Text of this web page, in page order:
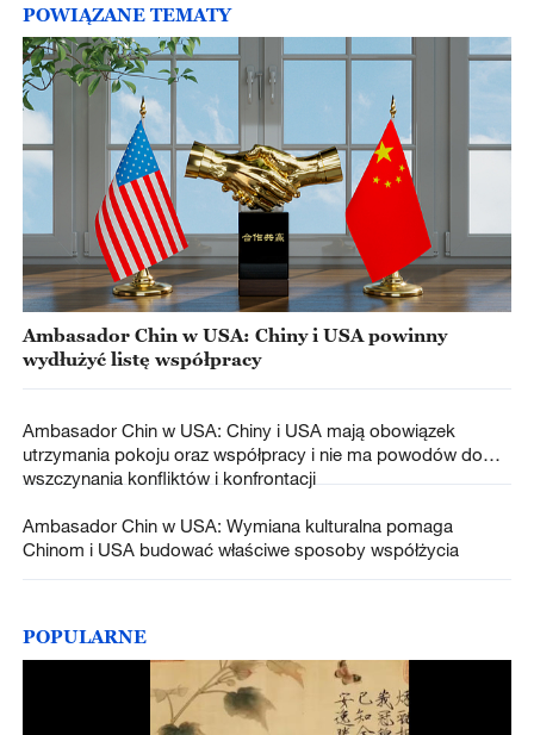
POWIĄZANE TEMATY
Ambasador Chin w USA: Chiny i USA powinny
wydłużyć listę współpracy
Ambasador Chin w USA: Chiny i USA mają obowiązek
utrzymania pokoju oraz współpracy i nie ma powodów do
wszczynania konfliktów i konfrontacji
Ambasador Chin w USA: Wymiana kulturalna pomaga
Chinom i USA budować właściwe sposoby współżycia
POPULARNE